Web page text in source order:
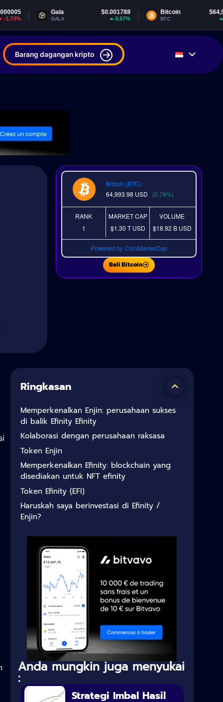
Gala $0.001788
GALA
Bitcoin $64,981.45
BTC
Barang dagangan kripto
Bitcoin (BTC)
64,993.98 USD (0.79%)
RANK
1
MARKET CAP
$1.30 TUSD
VOLUME
$18.92 B USD
Powered by CoinMarketCap
Beli Bitcoin
Ringkasan
Memperkenalkan Enjin: perusahaan sukses
di balik Efinity Efinity
Kolaborasi dengan perusahaan raksasa
Token Enjin
Memperkenalkan Efinity: blockchain yang
disediakan untuk NFT efinity
Token Efinity (EFI)
Haruskah saya berinvestasi di Efinity /
Enjin?
Anda mungkin juga menyukai
:
Strategi Imbal Hasil